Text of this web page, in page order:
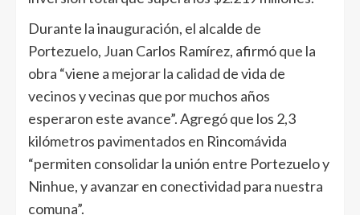
Durante la inauguración, el alcalde de
Portezuelo, Juan Carlos Ramírez, afirmó que la
obra “viene a mejorar la calidad de vida de
vecinos y vecinas que por muchos años
esperaron este avance”. Agregó que los 2,3
kilómetros pavimentados en Rincomávida
“permiten consolidar la unión entre Portezuelo y
Ninhue, y avanzar en conectividad para nuestra
comuna”.